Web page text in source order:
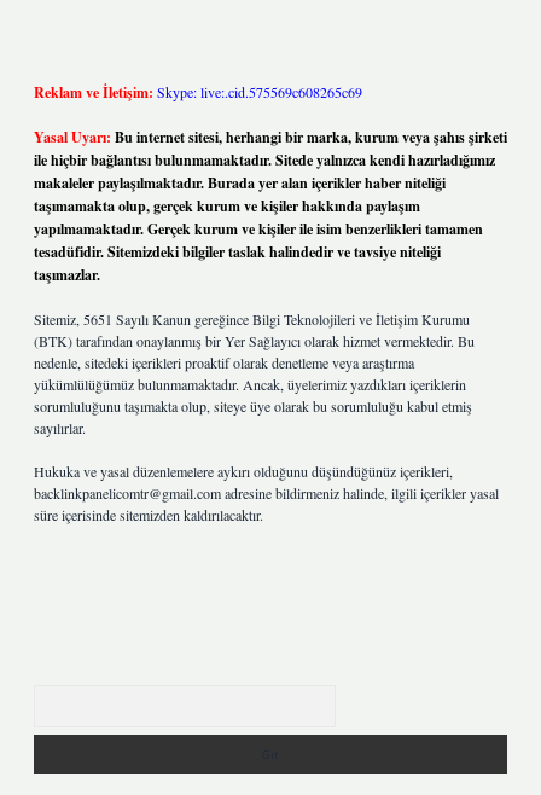
Reklam ve İletişim: Skype: live:.cid.575569c608265c69
Yasal Uyarı: Bu internet sitesi, herhangi bir marka, kurum veya şahıs şirketi
ile hiçbir bağlantısı bulunmamaktadır. Sitede yalnızca kendi hazırladığımız
makaleler paylaşılmaktadır. Burada yer alan içerikler haber niteliği
taşımamakta olup, gerçek kurum ve kişiler hakkında paylaşım
yapılmamaktadır. Gerçek kurum ve kişiler ile isim benzerlikleri tamamen
tesadüfidir. Sitemizdeki bilgiler taslak halindedir ve tavsiye niteliği
taşımazlar.
Sitemiz, 5651 Sayılı Kanun gereğince Bilgi Teknolojileri ve İletişim Kurumu
(BTK) tarafından onaylanmış bir Yer Sağlayıcı olarak hizmet vermektedir. Bu
nedenle, sitedeki içerikleri proaktif olarak denetleme veya araştırma
yükümlülüğümüz bulunmamaktadır. Ancak, üyelerimiz yazdıkları içeriklerin
sorumluluğunu taşımakta olup, siteye üye olarak bu sorumluluğu kabul etmiş
sayılırlar.
Hukuka ve yasal düzenlemelere aykırı olduğunu düşündüğünüz içerikleri,
backlinkpanelicomtr@gmail.comadresine bildirmeniz halinde, ilgili içerikler yasal
süre içerisinde sitemizden kaldırılacaktır.